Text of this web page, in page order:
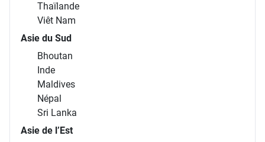
Thaïlande
Viêt Nam
Asie du Sud
Bhoutan
Inde
Maldives
Népal
Sri Lanka
Asie de l’Est